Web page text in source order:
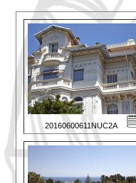
20160600611NUC2A